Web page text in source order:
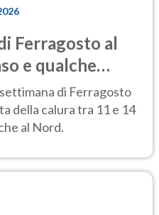
Ferragosto al
e qualche
di Ferragosto
della calura tra 11 e 14
al Nord.